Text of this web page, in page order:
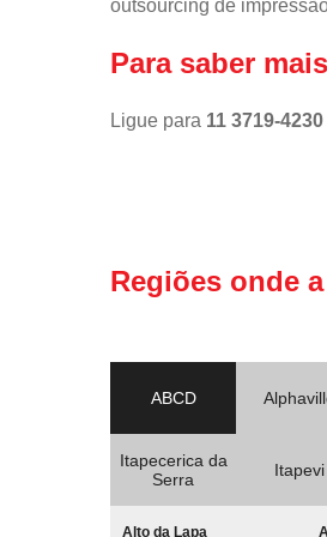
outsourcing de
Para saber
Ligue para 11 3719-4230
Regiões onde
ABCD
Itapecerica da
Serra
Itapevi
Alto da Lapa